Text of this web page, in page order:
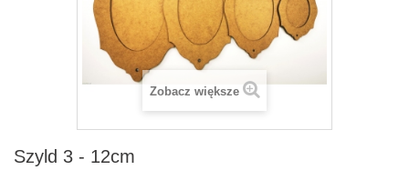
Zobacz większe
Szyld 3 - 12cm